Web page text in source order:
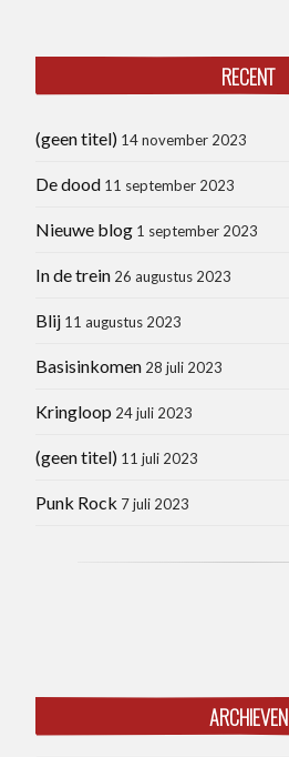
RECENT
(geen titel) 14 november 2023
De dood 11 september 2023
Nieuwe blog 1 september 2023
In de trein 26 augustus 2023
Blij 11 augustus 2023
Basisinkomen 28 juli 2023
Kringloop 24 juli 2023
(geen titel) 11 juli 2023
Punk Rock 7 juli 2023
ARCHIEVEN